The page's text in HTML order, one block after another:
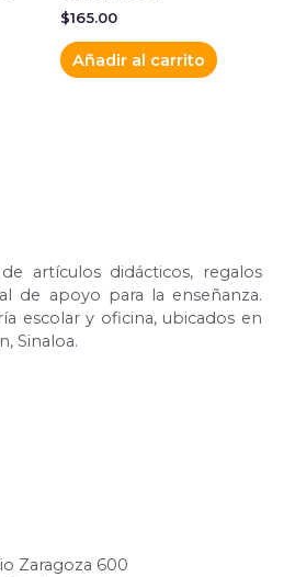
$165.00
Añadir al carrito
artículos didácticos, regalos
de apoyo para la enseñanza.
escolar y oficina, ubicados en
Sinaloa.
Zaragoza 600